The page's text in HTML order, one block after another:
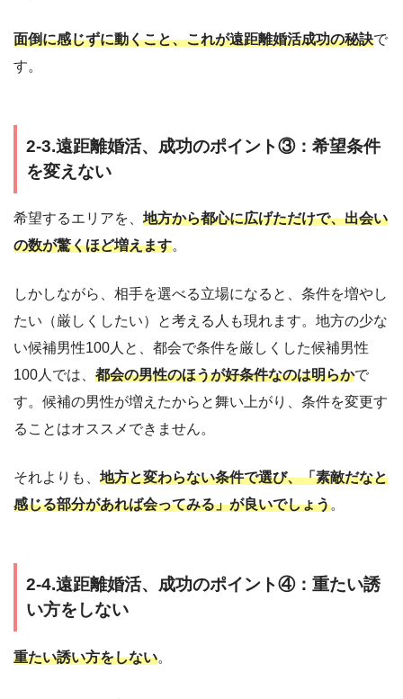
面倒に感じずに動くこと、これが遠距離婚活成功の秘訣で
す。
2-3.遠距離婚活、成功のポイント③：希望条件
を変えない
希望するエリアを、 地方から都心に広げただけで、出会い
の数が驚くほど増えます。
しかしながら、相手を選べる立場になると、条件を増やし
たい（厳しくしたい）と考える人も現れます。地方の少な
い候補男性100人と、都会で条件を厳しくした候補男性
100人では、 都会の男性のほうが好条件なのは明らかで
す。候補の男性が増えたからと舞い上がり、条件を変更す
ることはオススメできません。
それよりも、 地方と変わらない条件で選び、「素敵だなと
感じる部分があれば会ってみる」が良いでしょう。
2-4.遠距離婚活、成功のポイント④：重たい誘
い方をしない
重たい誘い方をしない。